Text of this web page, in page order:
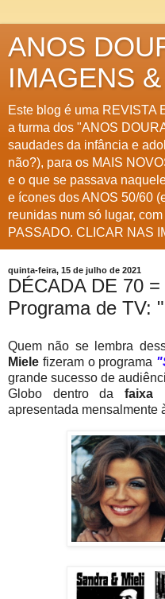
ANOS
IMAGENS
Este blog é uma REVISTA
a turma dos "ANOS
saudades da infância e
não?), para os MAIS
e o que se passava
e ícones dos ANOS 50/60
reunidas num só lugar,
PASSADO. CLICAR NAS
quinta-feira, 15 de julho de 2021
DÉCADA DE 70
Programa de TV:
Quem não se lembra
Miele fizeram o programa
grande sucesso de
Globo dentro dafaixa
apresentada mensalmente